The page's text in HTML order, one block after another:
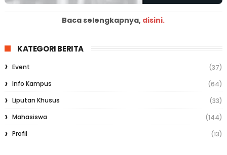
Baca selengkapnya, disini.
KATEGORI BERITA
Event
(37)
Info Kampus
(64)
Liputan Khusus
(33)
Mahasiswa
(144)
Profil
(13)